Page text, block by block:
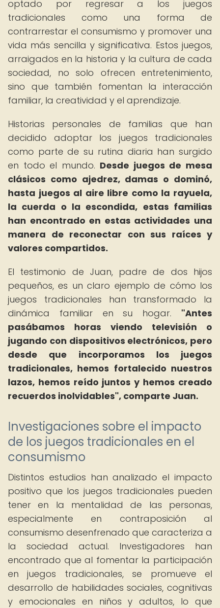
optado por regresar a los juegos
tradicionales como una forma de
contrarrestar el consumismo y promover una
vida más sencilla y significativa. Estos juegos,
arraigados en la historia y la cultura de cada
sociedad, no solo ofrecen entretenimiento,
sino que también fomentan la interacción
familiar, la creatividad y el aprendizaje.
Historias personales de familias que han
decidido adoptar los juegos tradicionales
como parte de su rutina diaria han surgido
en todo el mundo. Desde juegos de mesa
clásicos como ajedrez, damas o dominó,
hasta juegos al aire libre como la rayuela,
la cuerda o la escondida, estas familias
han encontrado en estas actividades una
manera de reconectar con sus raíces y
valores compartidos.
El testimonio de Juan, padre de dos hijos
pequeños, es un claro ejemplo de cómo los
juegos tradicionales han transformado la
dinámica familiar en su hogar. "Antes
pasábamos horas viendo televisión o
jugando con dispositivos electrónicos, pero
desde que incorporamos los juegos
tradicionales, hemos fortalecido nuestros
lazos, hemos reído juntos y hemos creado
recuerdos inolvidables", comparte Juan.
Investigaciones sobre el impacto
de los juegos tradicionales en el
consumismo
Distintos estudios han analizado el impacto
positivo que los juegos tradicionales pueden
tener en la mentalidad de las personas,
especialmente en contraposición al
consumismo desenfrenado que caracteriza a
la sociedad actual. Investigadores han
encontrado que al fomentar la participación
en juegos tradicionales, se promueve el
desarrollo de habilidades sociales, cognitivas
y emocionales en niños y adultos, lo que